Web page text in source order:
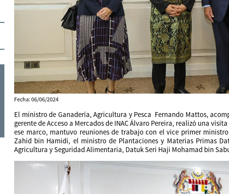
Fecha: 06/06/2024
El ministro de Ganadería, Agricultura y Pesca Fernando Mattos,
gerente de Acceso a Mercados de INAC Álvaro Pereira, realizó una
ese marco, mantuvo reuniones de trabajo con el vice primer
Zahid bin Hamidi, el ministro de Plantaciones y Materias Primas
Agricultura y Seguridad Alimentaria, Datuk Seri Haji Mohamad bin